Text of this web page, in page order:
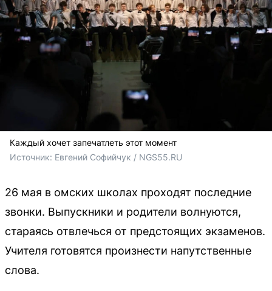
Каждый хочет запечатлеть этот момент
Источник: Евгений Софийчук / NGS55.RU
26 мая в омских школах проходят последние
звонки. Выпускники и родители волнуются,
стараясь отвлечься от предстоящих экзаменов.
Учителя готовятся произнести напутственные
слова.